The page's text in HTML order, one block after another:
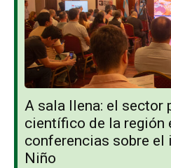
A sala llena: el sector
científico de la región
conferencias sobre el
Niño